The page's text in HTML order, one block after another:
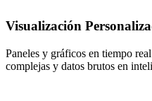
Visualización
Paneles y gráficos en tiempo
complejas y datos brutos en